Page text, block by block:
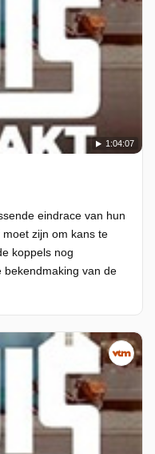
1:04:07
eindrace van hun
zijn om kans te
koppels nog
bekendmaking van de